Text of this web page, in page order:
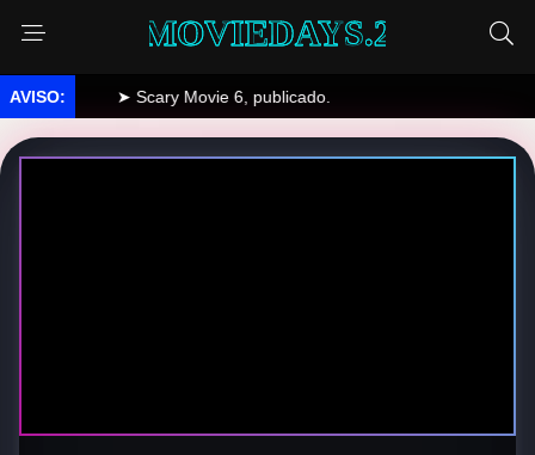
MOVIEDAYS.2
➤ Scary Movie 6, publicado.